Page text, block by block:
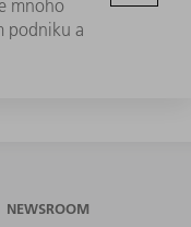
mnoho
podniku a
NEWSROOM